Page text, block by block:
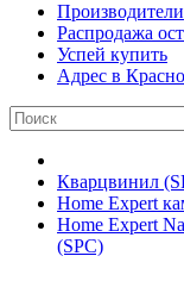
Производители
Распродажа
Успей купить
Адрес в
Кварцвинил
Home Expert
Home Expert
(SPC)